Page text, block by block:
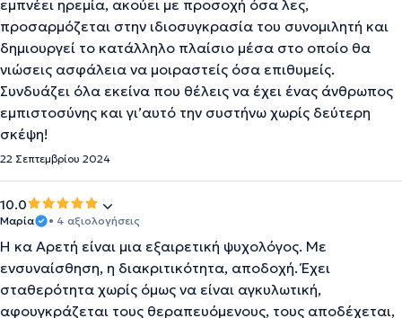
εμπνέει ηρεμία, ακούει με προσοχή όσα λες,
προσαρμόζεται στην ιδιοσυγκρασία του συνομιλητή και
δημιουργεί το κατάλληλο πλαίσιο μέσα στο οποίο θα
νιώσεις ασφάλεια να μοιραστείς όσα επιθυμείς.
Συνδυάζει όλα εκείνα που θέλεις να έχει ένας άνθρωπος
εμπιστοσύνης και γι’αυτό την συστήνω χωρίς δεύτερη
σκέψη!
22 Σεπτεμβρίου 2024
10.0
Μαρία • 4 αξιολογήσεις
Η κα Αρετή είναι μια εξαιρετική ψυχολόγος. Με
ενσυναίσθηση, η διακριτικότητα, αποδοχή. Έχει
σταθερότητα χωρίς όμως να είναι αγκυλωτική,
αφουγκράζεται τους θεραπευόμενους, τους αποδέχεται,